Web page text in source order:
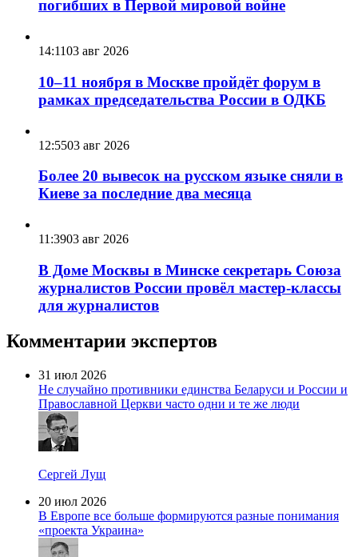
погибших в Первой мировой войне
14:1103 авг 2026
10–11 ноября в Москве пройдёт форум в
рамках председательства России в ОДКБ
12:5503 авг 2026
Более 20 вывесок на русском языке сняли в
Киеве за последние два месяца
11:3903 авг 2026
В Доме Москвы в Минске секретарь Союза
журналистов России провёл мастер-классы
для журналистов
Комментарии экспертов
31 июл 2026
Не случайно противники единства Беларуси и России и
Православной Церкви часто одни и те же люди
Сергей Лущ
20 июл 2026
В Европе все больше формируются разные понимания
«проекта Украина»